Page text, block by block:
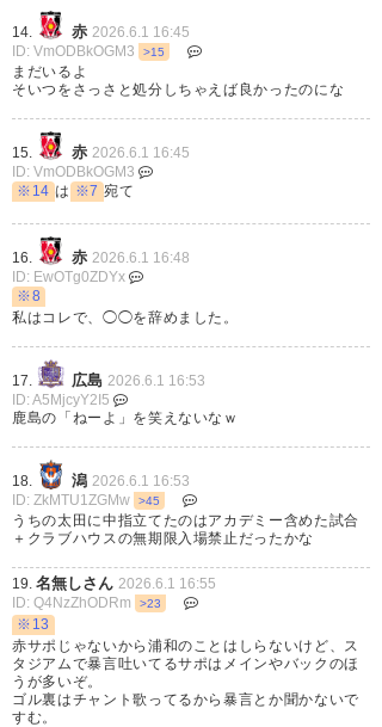
なんで浦和は昔から黒服に甘いんだろうな。
レイソルとかガンバみたいに切るときは切らない
と。
名無しが急に来たので
もう選手の挨拶は無くしていいよ
何一ついい事がない
名無しが急に来たので
>>794
少なくとも勝てなかった試合は挨拶すべきじゃない
ね
14. 赤 2026.6.1 16:45
ID: VmODBkOGM3
>15
まだいるよ
そいつをさっさと処分しちゃえば良かったのにな
15. 赤 2026.6.1 16:45
ID: VmODBkOGM3
※14 は ※7 宛て
16. 赤 2026.6.1 16:48
ID: EwOTg0ZDYx
※8
私はコレで、◯◯を辞めました。
17. 広島 2026.6.1 16:53
ID: A5MjcyY2I5
鹿島の「ねーよ」を笑えないなｗ
18. 潟 2026.6.1 16:53
ID: ZkMTU1ZGMw
>45
うちの太田に中指立てたのはアカデミー含めた試合
＋クラブハウスの無期限入場禁止だったかな
19. 名無しさん 2026.6.1 16:55
ID: Q4NzZhODRm
>23
※13
赤サポじゃないから浦和のことはしらないけど、ス
タジアムで暴言吐いてるサポはメインやバックのほ
うが多いぞ。
ゴル裏はチャント歌ってるから暴言とか聞かないで
すむ。